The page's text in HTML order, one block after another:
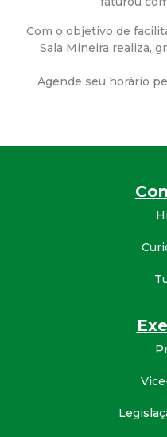
a
l
d
Com o objetivo de
Sala Mineira realiza,
Agende seu horário